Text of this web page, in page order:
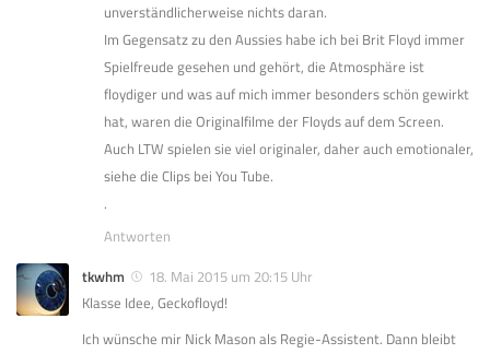
unverständlicherweise nichts daran.
Im Gegensatz zu den Aussies habe ich bei Brit Floyd immer
Spielfreude gesehen und gehört, die Atmosphäre ist
floydiger und was auf mich immer besonders schön gewirkt
hat, waren die Originalfilme der Floyds auf dem Screen.
Auch LTW spielen sie viel originaler, daher auch emotionaler,
siehe die Clips bei You Tube.
.
Antworten
tkwhm
18. Mai 2015 um 20:15 Uhr
Klasse Idee, Geckofloyd!
Ich wünsche mir Nick Mason als Regie-Assistent. Dann bleibt